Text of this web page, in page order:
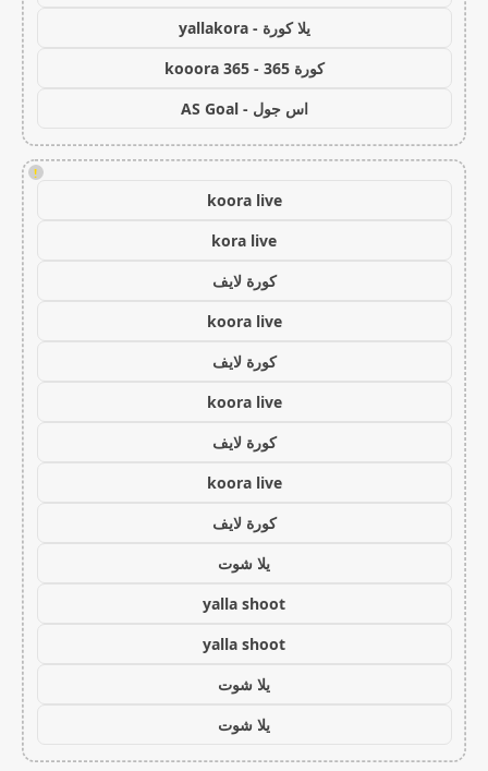
يلا كورة - yallakora
كورة 365 - kooora 365
اس جول - AS Goal
!
koora live
kora live
كورة لايف
koora live
كورة لايف
koora live
كورة لايف
koora live
كورة لايف
يلا شوت
yalla shoot
yalla shoot
يلا شوت
يلا شوت